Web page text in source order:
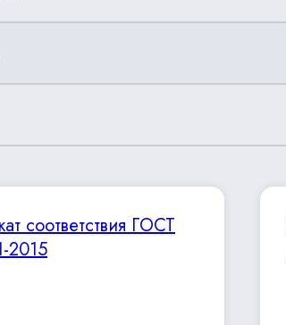
соответствия ГОСТ
2015